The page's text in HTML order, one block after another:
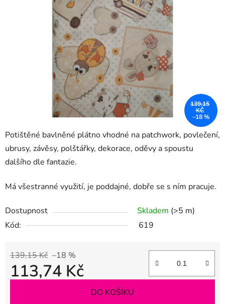
Potištěné bavlněné plátno vhodné na patchwork, povlečení,
ubrusy, závěsy, polštářky, dekorace, oděvy a spoustu
dalšího dle fantazie.
Má všestranné využití, je poddajné, dobře se s ním pracuje.
Dostupnost Skladem (>5 m)
Kód:
619
139,15 Kč –18 %
113,74 Kč
DO KOŠÍKU
139,15
KČ
–18 %